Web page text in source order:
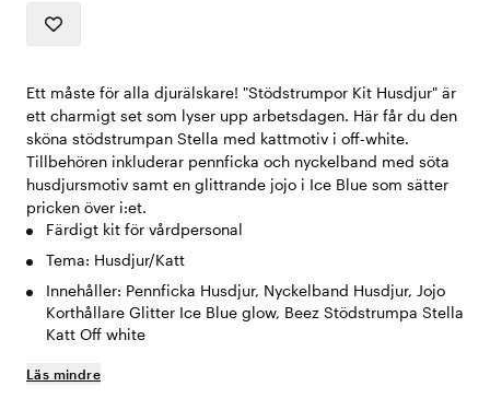
Ett måste för alla djurälskare! "Stödstrumpor Kit Husdjur" är
ett charmigt set som lyser upp arbetsdagen. Här får du den
sköna stödstrumpan Stella med kattmotiv i off-white.
Tillbehören inkluderar pennficka och nyckelband med söta
husdjursmotiv samt en glittrande jojo i Ice Blue som sätter
pricken över i:et.
Färdigt kit för vårdpersonal
Tema: Husdjur/Katt
Innehåller: Pennficka Husdjur, Nyckelband Husdjur, Jojo
Korthållare Glitter Ice Blue glow, Beez Stödstrumpa Stella
Katt Off white
Läs mindre